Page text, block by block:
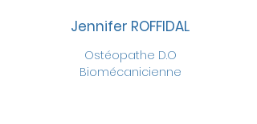
Jennifer ROFFIDAL
Ostéopathe D.O
Biomécanicienne